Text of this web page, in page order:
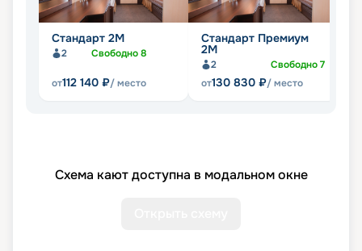
Стандарт 2M
2 Свободно8
от112 140 ₽/ место
Стандарт Премиум
2М
2 Свободно7
от130 830 ₽/ место
Схема кают доступна в модальном окне